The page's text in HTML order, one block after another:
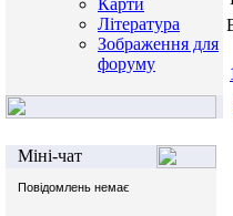
Література
Зображення для
форуму
Міні-чат